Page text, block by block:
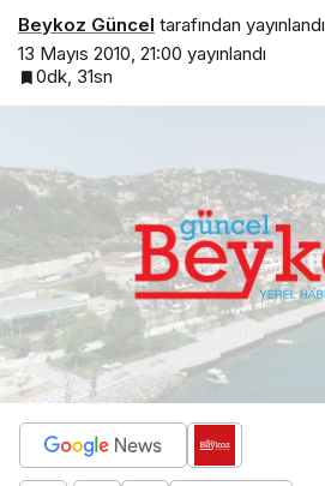
Beykoz Güncel tarafından yayınlandı
13 Mayıs 2010, 21:00 yayınlandı
0dk, 31sn